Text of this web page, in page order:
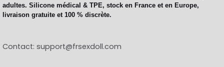
adultes. Silicone médical & TPE, stock en France et en Europe,
livraison gratuite et 100 % discrète.
Contact: support@frsexdoll.com